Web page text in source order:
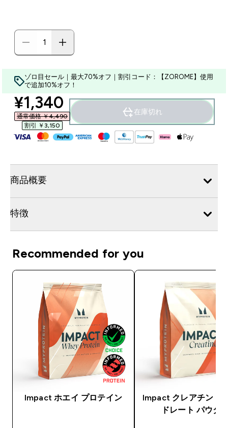
ゾロ目セール｜最大70%オフ｜割引コード：【ZOROME】使用
で追加10%オフ！
discounted price
¥1,340‎
通常価格 ￥4,490‎
割引 ￥3,150‎
在庫切れ
商品概要
特徴
Recommended for you
Impact ホエイ プロテイン
Impact クレアチン モ
ドレート パウダ